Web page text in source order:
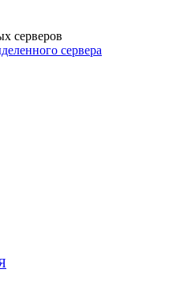
серверов
сервера